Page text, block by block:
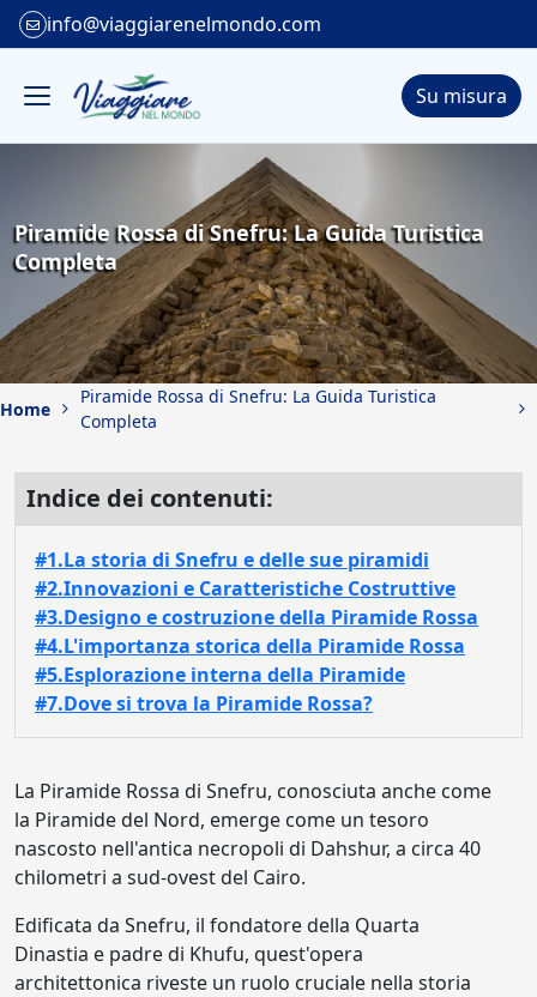
info@viaggiarenelmondo.com
Su misura
Piramide Rossa di Snefru: La Guida Turistica
Completa
Home
Piramide Rossa di Snefru: La Guida Turistica
Completa
Indice dei contenuti:
#1.La storia di Snefru e delle sue piramidi
#2.Innovazioni e Caratteristiche Costruttive
#3.Designo e costruzione della Piramide Rossa
#4.L'importanza storica della Piramide Rossa
#5.Esplorazione interna della Piramide
#7.Dove si trova la Piramide Rossa?
La Piramide Rossa di Snefru, conosciuta anche come
la Piramide del Nord, emerge come un tesoro
nascosto nell'antica necropoli di Dahshur, a circa 40
chilometri a sud-ovest del Cairo.
Edificata da Snefru, il fondatore della Quarta
Dinastia e padre di Khufu, quest'opera
architettonica riveste un ruolo cruciale nella storia